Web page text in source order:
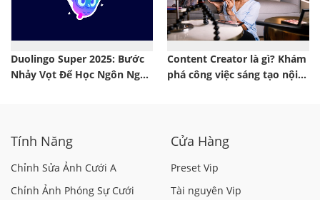
Duolingo Super 2025: Bước
Nhảy Vọt Để Học Ngôn Ngữ
Content Creator là gì? Khám
phá công việc sáng tạo nội
Tính Năng
Chỉnh Sửa Ảnh Cưới A
Chỉnh Ảnh Phóng Sự Cưới
Cửa Hàng
Preset Vip
Tài nguyên Vip